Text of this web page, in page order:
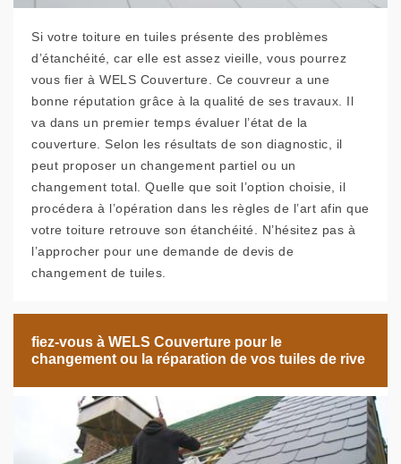
Si votre toiture en tuiles présente des problèmes
d’étanchéité, car elle est assez vieille, vous pourrez
vous fier à WELS Couverture. Ce couvreur a une
bonne réputation grâce à la qualité de ses travaux. Il
va dans un premier temps évaluer l’état de la
couverture. Selon les résultats de son diagnostic, il
peut proposer un changement partiel ou un
changement total. Quelle que soit l’option choisie, il
procédera à l’opération dans les règles de l’art afin que
votre toiture retrouve son étanchéité. N’hésitez pas à
l’approcher pour une demande de devis de
changement de tuiles.
fiez-vous à WELS Couverture pour le
changement ou la réparation de vos tuiles de rive